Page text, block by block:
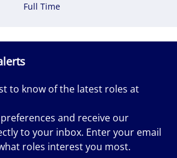
Full Time
to know of the latest roles at
and receive our
to your inbox. Enter your email
roles interest you most.